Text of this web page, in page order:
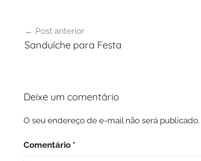
de
Post anterior
Sanduíche para Festa
Deixe um comentário
O seu endereço de e-mail não será publicado.
Comentário *